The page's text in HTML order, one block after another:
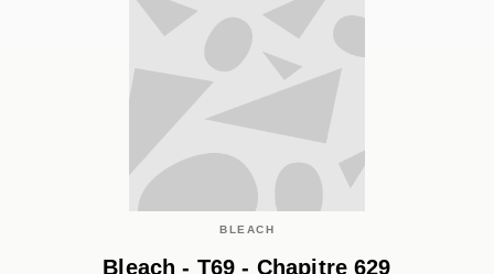
BLEACH
Bleach - T69 - Chapitre 629